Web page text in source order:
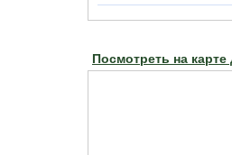
Посмотреть на